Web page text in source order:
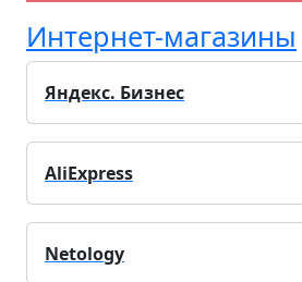
Интернет-магазины
Яндекс. Бизнес
AliExpress
Netology